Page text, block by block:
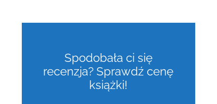
Spodobała ci się
recenzja? Sprawdź cenę
książki!